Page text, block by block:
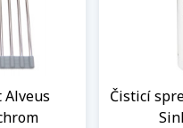
Alveus
Čisticí